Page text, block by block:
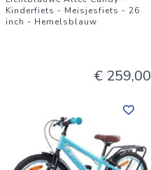
Kinderfiets - Meisjesfiets - 26
inch - Hemelsblauw
€ 259,00